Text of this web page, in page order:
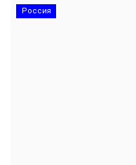
Россия